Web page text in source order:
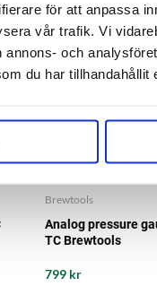
för att anpassa
vår trafik. Vi
annons- och
du har
Brewtools
Analog pressure
TC Brewtools
799 kr